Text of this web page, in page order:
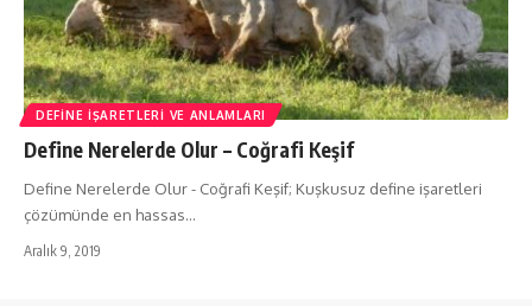
DEFINE İŞARETLERI VE ANLAMLARI
Define Nerelerde Olur – Coğrafi Keşif
Define Nerelerde Olur - Coğrafi Keşif; Kuşkusuz define işaretleri
çözümünde en hassas…
Aralık 9, 2019